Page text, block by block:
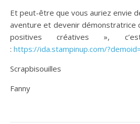
Et peut-être que vous auriez envie
aventure et devenir démonstratrice
positives créatives »,
: https://ida.stampinup.com/
Scrapbisouilles
Fanny